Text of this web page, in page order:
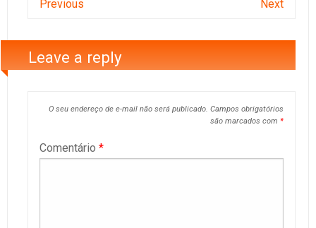
Previous Next
Leave a reply
O seu endereço de e-mail não será publicado. Campos obrigatórios
são marcados com *
Comentário *